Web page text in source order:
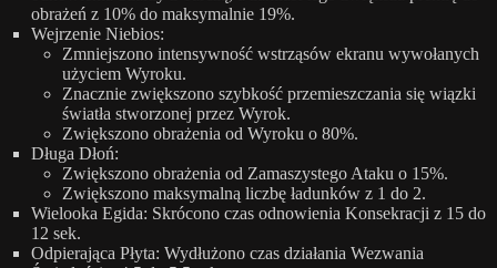
obrażeń z 10% do maksymalnie 19%.
Wejrzenie Niebios:
Zmniejszono intensywność wstrząsów ekranu wywołanych
użyciem Wyroku.
Znacznie zwiększono szybkość przemieszczania się wiązki
światła stworzonej przez Wyrok.
Zwiększono obrażenia od Wyroku o 80%.
Długa Dłoń:
Zwiększono obrażenia od Zamaszystego Ataku o 15%.
Zwiększono maksymalną liczbę ładunków z 1 do 2.
Wielooka Egida: Skrócono czas odnowienia Konsekracji z 15 do
12 sek.
Odpierająca Płyta: Wydłużono czas działania Wezwania